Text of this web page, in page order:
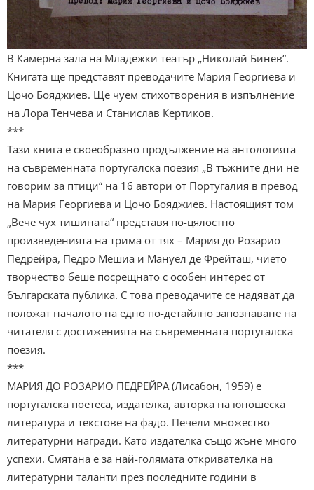
В Камерна зала на Младежки театър „Николай Бинев“.
Книгата ще представят преводачите Мария Георгиева и
Цочо Бояджиев. Ще чуем стихотворения в изпълнение
на Лора Тенчева и Станислав Кертиков.
***
Тази книга е своеобразно продължение на антологията
на съвременната португалска поезия „В тъжните дни не
говорим за птици“ на 16 автори от Португалия в превод
на Мария Георгиева и Цочо Бояджиев. Настоящият том
„Вече чух тишината“ представя по-цялостно
произведенията на трима от тях – Мария до Розарио
Педрейра, Педро Мешиа и Мануел де Фрейташ, чието
творчество беше посрещнато с особен интерес от
българската публика. С това преводачите се надяват да
положат началото на едно по-детайлно запознаване на
читателя с достиженията на съвременната португалска
поезия.
***
МАРИЯ ДО РОЗАРИО ПЕДРЕЙРА (Лисабон, 1959) е
португалска поетеса, издателка, авторка на юношеска
литература и текстове на фадо. Печели множество
литературни награди. Като издателка също жъне много
успехи. Смятана е за най-голямата откривателка на
литературни таланти през последните години в